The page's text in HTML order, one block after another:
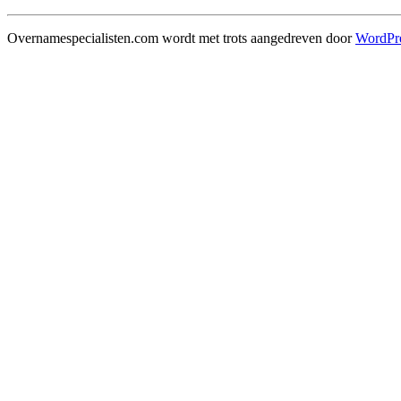
Overnamespecialisten.com wordt met trots aangedreven door